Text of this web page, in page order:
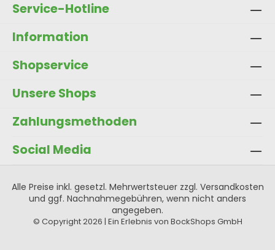
Service-Hotline
Information
Shopservice
Unsere Shops
Zahlungsmethoden
Social Media
Alle Preise inkl. gesetzl. Mehrwertsteuer zzgl. Versandkosten
und ggf. Nachnahmegebühren, wenn nicht anders
angegeben.
© Copyright 2026 | Ein Erlebnis von BockShops GmbH